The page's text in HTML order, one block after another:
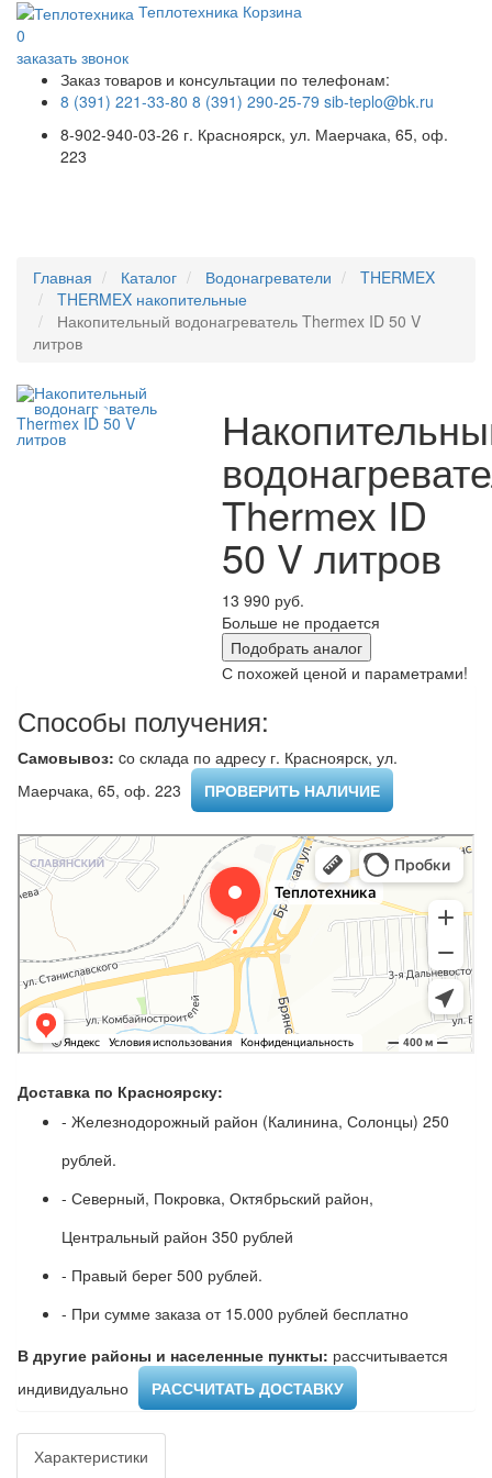
Теплотехника Корзина
0
заказать звонок
Заказ товаров и консультации по телефонам:
8 (391) 221-33-80 8 (391) 290-25-79 sib-teplo@bk.ru
8-902-940-03-26 г. Красноярск, ул. Маерчака, 65, оф.
223
Главная Каталог Водонагреватели
THERMEX
THERMEX накопительные
Накопительный водонагреватель Thermex ID 50 V
литров
Thermex ID
50 V литров
13 990 руб.
Больше не продается
Подобрать аналог
С похожей ценой и параметрами!
Способы получения:
Самовывоз: cо склада по адресу г. Красноярск, ул.
Маерчака, 65, оф. 223 ​
ПРОВЕРИТЬ НАЛИЧИЕ
Доставка по Красноярску:
- Железнодорожный район (Калинина, Солонцы) 250
рублей.
- Северный, Покровка, Октябрьский район,
Центральный район 350 рублей
- Правый берег 500 рублей.
- При сумме заказа от 15.000 рублей бесплатно
В другие районы и населенные пункты: рассчитывается
индивидуально ​
РАССЧИТАТЬ ДОСТАВКУ
Характеристики